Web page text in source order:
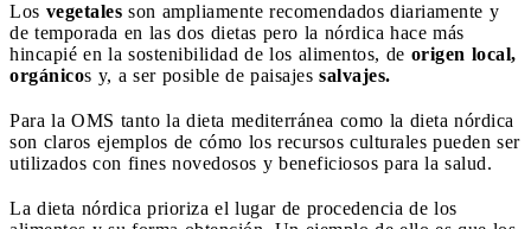
Los vegetales son ampliamente recomendados diariamente y
de temporada en las dos dietas pero la nórdica hace más
hincapié en la sostenibilidad de los alimentos, de origen local,
orgánicos y, a ser posible de paisajes salvajes.
Para la OMS tanto la dieta mediterránea como la dieta nórdica
son claros ejemplos de cómo los recursos culturales pueden ser
utilizados con fines novedosos y beneficiosos para la salud.
La dieta nórdica prioriza el lugar de procedencia de los